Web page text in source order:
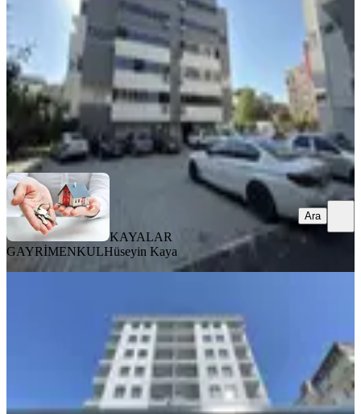
125 m²· 5. Kat ·
5.199.000 ₺
KAYALAR GAYRİMENKULHüseyin Kaya
Ara
KAYALAR
GAYRİMENKULHüseyin Kaya
Ara
Satılık 3+1 Yenilenmiş Daire
Osmangazi, Dikkaldırım Mahallesi
3+1·110 m² 6. Kat· 05.08.2026
5.350.000 ₺